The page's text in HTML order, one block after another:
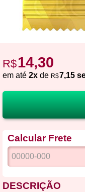
R$14,30
em até 2x de R$7,15
Calcular Frete
DESCRIÇÃO